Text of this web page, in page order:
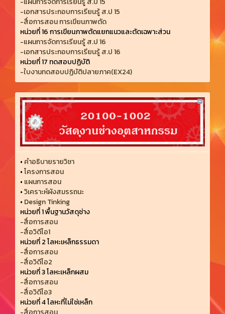
-เอกสารประกอบการเรียนรู้ ส.ป 15
-สื่อการสอน การเขียนภาพตัด
หน่วยที่ 16 การเขียนภาพตัดแยกแนวและตัดเฉพาะส่วน
-แผนการจัดการเรียนรู้ ส.ป 16
-เอกสารประกอบการเรียนรู้ ส.ป 16
หน่วยที่ 17 ทดสอบปฏิบัติ
-ใบงานทดสอบปฏิบัติปลายภาค(EX24)
• คำอธิบายรายวิชา
•โครงการสอน
• แผนการสอน
•วิเคราะห์ผังสมรรถนะ
• Design Tinking
หน่วยที่ 1 พื้นฐานวัสดุช่าง
-สื่อการสอน
-สื่อวิดีโอ1
หน่วยที่ 2 โลหะเหล็กธรรมดา
-สื่อการสอน
-สื่อวิดีโอ2
หน่วยที่ 3 โลหะเหล็กผสม
-สื่อการสอน
-สื่อวิดีโอ3
หน่วยที่ 4 โลหะที่ไม่ใช่เหล็ก